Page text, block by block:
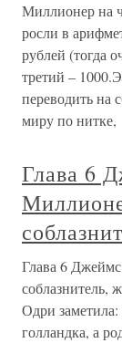
Миллионер на
росли в
рублей (тогда
третий –
переводить на
миру по нитке,
Глава 6
Глава 6
соблазнитель,
Одри
голландка, а